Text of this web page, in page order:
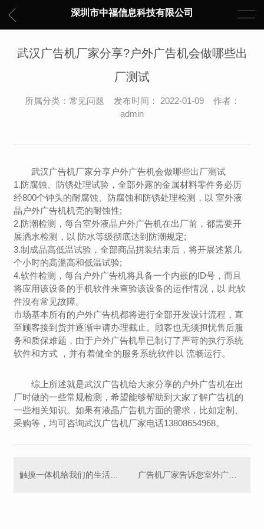
深圳市中福信息科技有限公司
武汉广告机厂家分享?户外广告机会做哪些出
厂测试
所属分类：常见问题 发布时间： 2022-01-09 作者：
admin
武汉广告机厂家分享户外广告机会做哪些出厂测试
1.防腐蚀、防锈处理试验，全部外露的金属材料零件务必历
经800个钟头的耐腐蚀、防腐蚀和防锈处理检测，以 室外液
晶户外广告机机壳的耐蚀性;
2.防潮检测，每台室外液晶户外广告机在出厂前，都需要开
展洒水检测，以 防水等级彻底达到防潮规定;
3.制成品高低温试验，全部商品拼装结束后，将开展述紧几
个小时的高溫高和低温试验;
4.软件检测，每台户外广告机将具备一个内嵌的ID号，而且
将应用该设备的手机软件来查验该设备的运作情况，以 此软
件沒有常见故障。
市场基本所有的户外广告机都将进行全部开发设计流程，直
至顾客接到货并逐渐申请办理截止。顾客也无须担忧售后服
务和质保难题，由于户外广告机早已制订了严苛的执行系统
软件和方式 ，并有着健全的服务系统软件以 流畅运行。
综上所述就是武汉广告机给大家分享的户外广告机在出
厂时做的一些常规检测，希望能够帮助到大家了解广告机的
一些相关知识。如果有液晶广告机方面的需求，比如定制、
采购等，均可咨询武汉广告机厂家电话13808654968。